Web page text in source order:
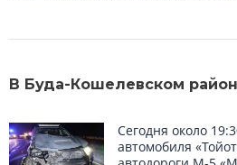
В Буда-Кошелевском
Сегодня около
автомобиля